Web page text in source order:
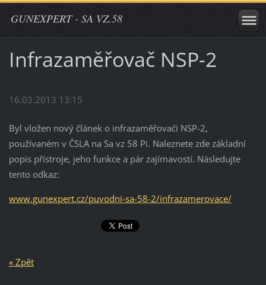
GUNEXPERT - SA VZ.58
Infrazaměřovač NSP-2
16.03.2013 13:15
Byl vložen nový článek o infrazaměřovači NSP-2,
používaném v ČSLA na Sa vz 58 Pi. Naleznete zde základní
popis přístroje, jeho funkce a pár zajímavostí. Následujte
tento odkaz:
www.gunexpert.cz/puvodni-sa-58-2/infrazamerovace/
« Zpět